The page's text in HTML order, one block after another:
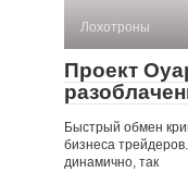
Лохотроны
Проект
Быстрый обмен
бизнеса
динамично, так